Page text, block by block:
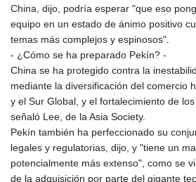
China, dijo, podría esperar "que eso
equipo en un estado de ánimo positivo
temas más complejos y espinosos".
- ¿Cómo se ha preparado Pekín? -
China se ha protegido contra la
mediante la diversificación del comercio
y el Sur Global, y el fortalecimiento de
señaló Lee, de la Asia Society.
Pekín también ha perfeccionado su
legales y regulatorias, dijo, y "tiene un
potencialmente más extenso", como se
de la adquisición por parte del gigante